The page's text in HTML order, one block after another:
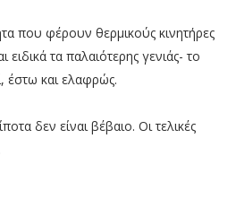
που φέρουν θερμικούς κινητήρες
ειδικά τα παλαιότερης γενιάς- το
έστω και ελαφρώς.
δεν είναι βέβαιο. Οι τελικές